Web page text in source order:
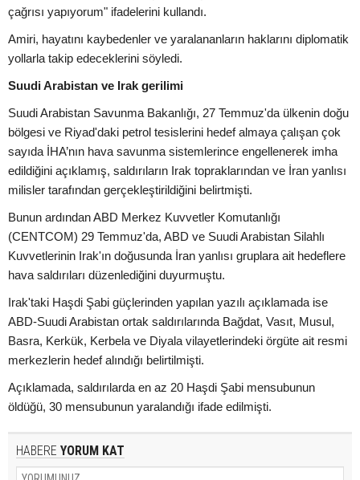
çağrısı yapıyorum" ifadelerini kullandı.
Amiri, hayatını kaybedenler ve yaralananların haklarını diplomatik
yollarla takip edeceklerini söyledi.
Suudi Arabistan ve Irak gerilimi
Suudi Arabistan Savunma Bakanlığı, 27 Temmuz'da ülkenin doğu
bölgesi ve Riyad'daki petrol tesislerini hedef almaya çalışan çok
sayıda İHA’nın hava savunma sistemlerince engellenerek imha
edildiğini açıklamış, saldırıların Irak topraklarından ve İran yanlısı
milisler tarafından gerçekleştirildiğini belirtmişti.
Bunun ardından ABD Merkez Kuvvetler Komutanlığı
(CENTCOM) 29 Temmuz'da, ABD ve Suudi Arabistan Silahlı
Kuvvetlerinin Irak'ın doğusunda İran yanlısı gruplara ait hedeflere
hava saldırıları düzenlediğini duyurmuştu.
Irak'taki Haşdi Şabi güçlerinden yapılan yazılı açıklamada ise
ABD-Suudi Arabistan ortak saldırılarında Bağdat, Vasıt, Musul,
Basra, Kerkük, Kerbela ve Diyala vilayetlerindeki örgüte ait resmi
merkezlerin hedef alındığı belirtilmişti.
Açıklamada, saldırılarda en az 20 Haşdi Şabi mensubunun
öldüğü, 30 mensubunun yaralandığı ifade edilmişti.
HABERE YORUM KAT